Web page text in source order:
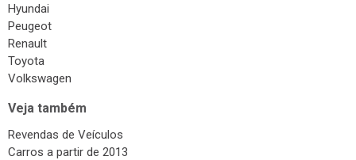
Hyundai
Peugeot
Renault
Toyota
Volkswagen
Veja também
Revendas de Veículos
Carros a partir de 2013